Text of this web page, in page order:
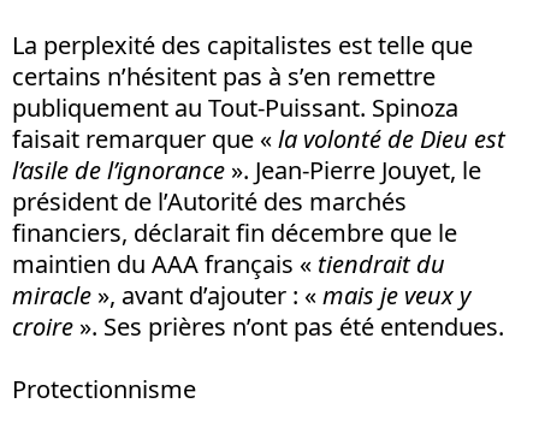
La perplexité des capitalistes est telle que
certains n’hésitent pas à s’en remettre
publiquement au Tout-Puissant. Spinoza
faisait remarquer que «la volonté de Dieu est
l’asile de l’ignorance ». Jean-Pierre Jouyet, le
président de l’Autorité des marchés
financiers, déclarait fin décembre que le
maintien du AAA français « tiendrait du
miracle », avant d’ajouter : «mais je veux y
croire ». Ses prières n’ont pas été entendues.
Protectionnisme